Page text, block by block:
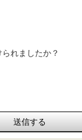
れましたか？